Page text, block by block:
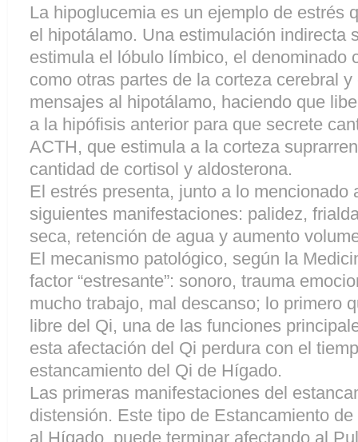
La hipoglucemia es un ejemplo de estrés
el hipotálamo. Una estimulación indirecta
estimula el lóbulo límbico, el denominado
como otras partes de la corteza cerebral
mensajes al hipotálamo, haciendo que
a la hipófisis anterior para que secrete
ACTH, que estimula a la corteza
cantidad de cortisol y aldosterona.
El estrés presenta, junto a lo mencionado
siguientes manifestaciones: palidez,
seca, retención de agua y aumento
El mecanismo patológico, según la
factor “estresante”: sonoro, trauma
mucho trabajo, mal descanso; lo primero
libre del Qi, una de las funciones
esta afectación del Qi perdura con el
estancamiento del Qi de Hígado.
Las primeras manifestaciones del
distensión. Este tipo de Estancamiento
al Hígado, puede terminar afectando al